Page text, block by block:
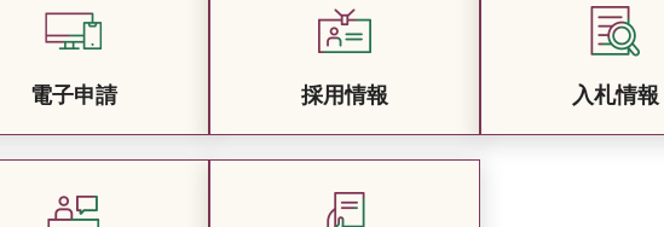
電子申請 採用情報 入札情報